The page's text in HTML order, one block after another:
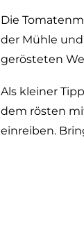
Die
der Mühle
gerösteten
Als kleiner
dem rösten
einreiben.